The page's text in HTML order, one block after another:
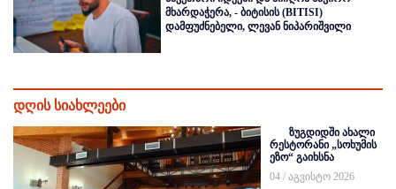
მხარდაჭერა, - ბიტისის (BITISI)
დამფუძნებელი, ლევან ნიპარიშვილი
დღის სიახლეები
ზუგდიდში ახალი
რესტორანი „სოხუმის
ეზო“ გაიხსნა
04 / აგვისტო 2026